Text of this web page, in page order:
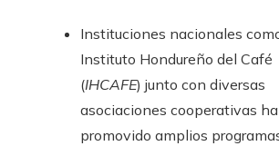
Instituciones nacionales
Instituto Hondureño del Café
(IHCAFE) junto con diversas
asociaciones cooperativas
promovido amplios